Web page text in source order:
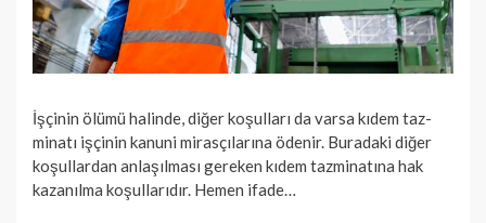
İşçinin ölümü halinde, diğer koşulları da varsa kıdem taz­
minatı işçinin kanuni mirasçılarına ödenir. Buradaki diğer
koşullardan anla­şılması gereken kıdem tazminatına hak
kazanılma koşullarıdır. Hemen ifade…